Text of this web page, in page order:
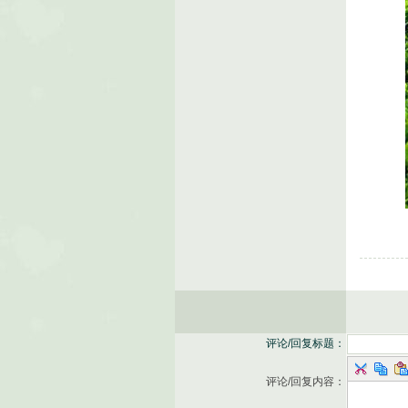
评论/回复标题：
评论/回复内容：